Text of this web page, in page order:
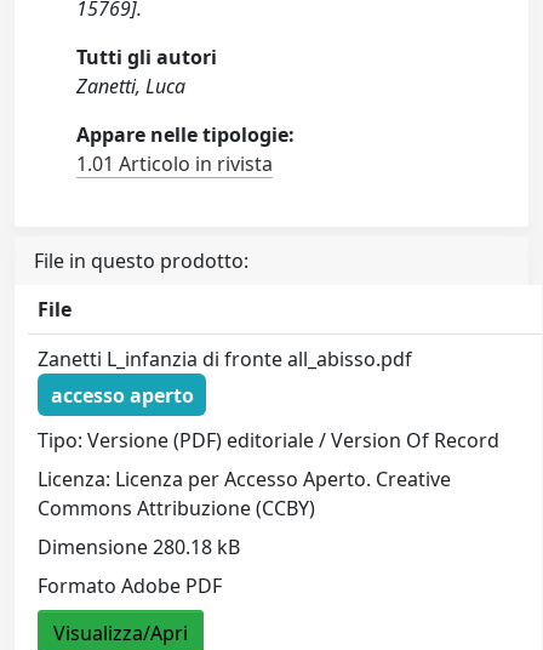
15769].
Tutti gli autori
Zanetti, Luca
Appare nelle tipologie:
1.01 Articolo in rivista
File in questo prodotto:
File
Zanetti L_infanzia di fronte all_abisso.pdf
accesso aperto
Tipo: Versione (PDF) editoriale / Version Of Record
Licenza: Licenza per Accesso Aperto. Creative
Commons Attribuzione (CCBY)
Dimensione 280.18 kB
Formato Adobe PDF
Visualizza/Apri